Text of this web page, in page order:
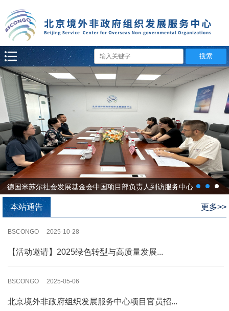
德国米苏尔社会发展基金会中国项目部负责人到访服务中心
本站通告 更多>>
BSCONGO 2025-10-28
【活动邀请】2025绿色转型与高质量发展...
BSCONGO 2025-05-06
北京境外非政府组织发展服务中心项目官员招...